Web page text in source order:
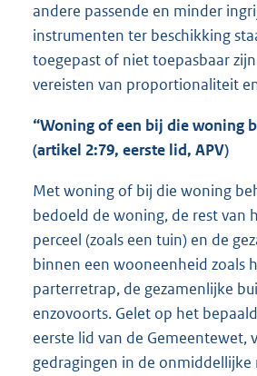
andere passende en minder
instrumenten ter beschikking
toegepast of niet toepasbaar
vereisten van proportionaliteit
“Woning of een bij die woning
(artikel 2:79, eerste lid, APV)
Met woning of bij die woning
bedoeld de woning, de rest van
perceel (zoals een tuin) en de
binnen een wooneenheid zoals
parterretrap, de gezamenlijke
enzovoorts. Gelet op het
eerste lid van de Gemeentewet,
gedragingen in de onmiddellijke